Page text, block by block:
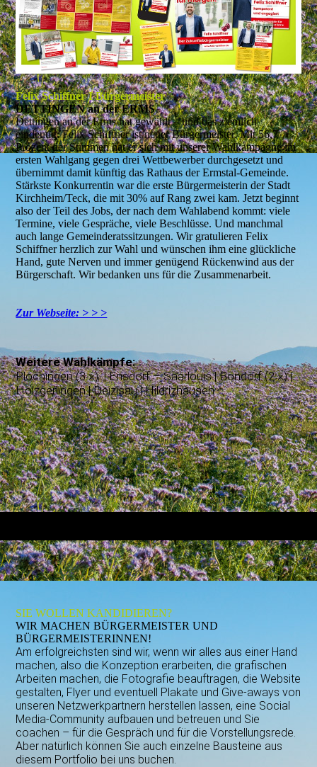
Felix Schiffner I Bürgermeister
DETTINGEN an der ERMS
Dettingen an der Erms hat gewählt – und das ziemlich
eindeutig: Felix Schiffner ist neuer Bürgermeister. Mit 56,7
Prozent der Stimmen hat er sich mit unserer Wahlkampagne im
ersten Wahlgang gegen drei Wettbewerber durchgesetzt und
übernimmt damit künftig das Rathaus der Ermstal-Gemeinde.
Stärkste Konkurrentin war die erste Bürgermeisterin der Stadt
Kirchheim/Teck, die mit 30% auf Rang zwei kam. Jetzt beginnt
also der Teil des Jobs, der nach dem Wahlabend kommt: viele
Termine, viele Gespräche, viele Beschlüsse. Und manchmal
auch lange Gemeinderatssitzungen. Wir gratulieren Felix
Schiffner herzlich zur Wahl und wünschen ihm eine glückliche
Hand, gute Nerven und immer genügend Rückenwind aus der
Bürgerschaft. Wir bedanken uns für die Zusammenarbeit.
Zur Webseite: > > >
Weitere Wahlkämpfe:
Plochingen (3 ×) | Ensdorf – Saarlouis | Bondorf (2 ×) |
Holzgerlingen | Deizisau | Hildrizhausen ...
SIE WOLLEN KANDIDIEREN?
WIR MACHEN BÜRGERMEISTER UND
BÜRGERMEISTERINNEN!
Am erfolgreichsten sind wir, wenn wir alles aus einer Hand
machen, also die Konzeption erarbeiten, die grafischen
Arbeiten machen, die Fotografie beauftragen, die Website
gestalten, Flyer und eventuell Plakate und Give-aways von
unseren Netzwerkpartnern herstellen lassen, eine Social
Media-Community aufbauen und betreuen und Sie
coachen – für die Gespräch und für die Vorstellungsrede.
Aber natürlich können Sie auch einzelne Bausteine aus
diesem Portfolio bei uns buchen.